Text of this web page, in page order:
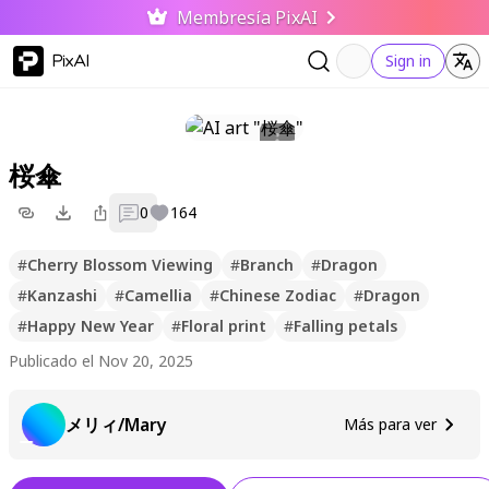
Membresía PixAI
PixAI Sign in
桜傘
0 164
#Cherry Blossom Viewing #Branch #Dragon
#Kanzashi #Camellia #Chinese Zodiac #Dragon
#Happy New Year #Floral print #Falling petals
Publicado el Nov 20, 2025
メリィ/Mary Más para ver